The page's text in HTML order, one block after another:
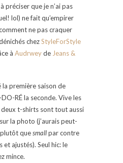
préciser que je n’ai pas
lol) ne fait qu’empirer
ne pas craquer
chezStyleForStyle
à Audrweyde Jeans &
la première saison de
DO-RÉ la seconde. Vive les
t-shirts sont tout aussi
la photo (j’aurais peut-
plutôt quesmallpar contre
et ajustés). Seul hic: le
mince.